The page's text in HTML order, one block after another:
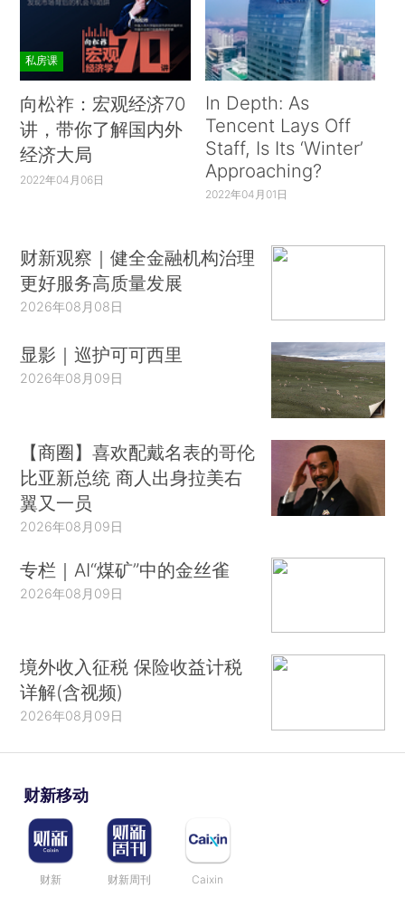
私房课
向松祚：宏观经济70
讲，带你了解国内外
经济大局
2022年04月06日
In Depth: As
Tencent Lays Off
Staff, Is Its ‘Winter’
Approaching?
2022年04月01日
财新观察｜健全金融机构治理
更好服务高质量发展
2026年08月08日
显影｜巡护可可西里
2026年08月09日
【商圈】喜欢配戴名表的哥伦
比亚新总统 商人出身拉美右
翼又一员
2026年08月09日
专栏｜AI“煤矿”中的金丝雀
2026年08月09日
境外收入征税 保险收益计税
详解(含视频)
2026年08月09日
财新移动
财新 财新周刊 Caixin